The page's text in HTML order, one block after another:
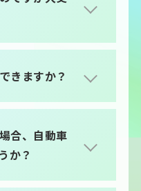
きますか？
合、自動車
か？